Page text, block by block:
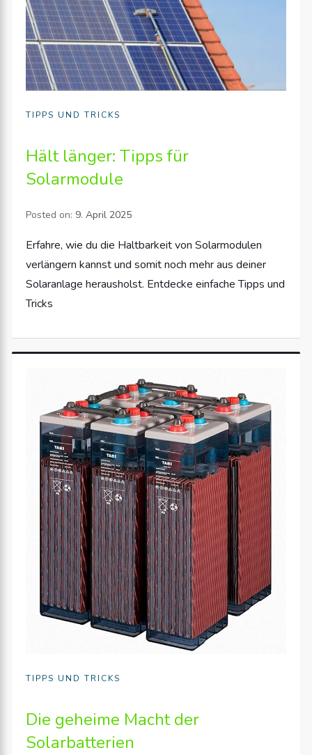
TIPPS UND TRICKS
Hält länger: Tipps für
Solarmodule
Posted on: 9. April 2025
Erfahre, wie du die Haltbarkeit von Solarmodulen
verlängern kannst und somit noch mehr aus deiner
Solaranlage herausholst. Entdecke einfache Tipps und
Tricks
TIPPS UND TRICKS
Die geheime Macht der
Solarbatterien